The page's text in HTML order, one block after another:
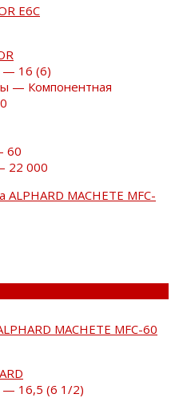
E6C
— 16 (6)
— Компонентная
60
22 000
MACHETE MFC-60
— 16,5 (6 1/2)